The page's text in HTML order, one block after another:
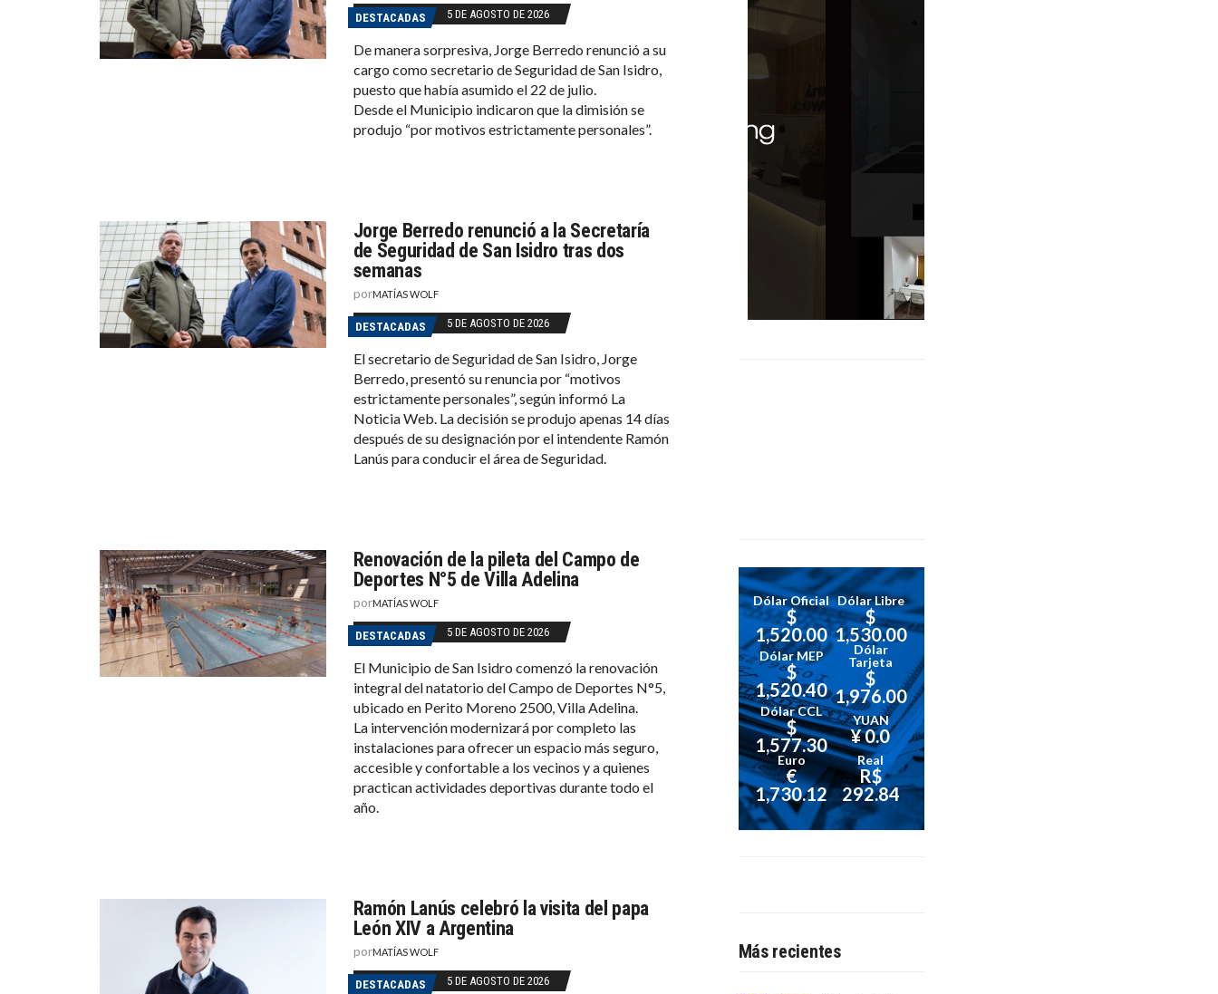
DESTACADAS 5 DE AGOSTO DE 2026
De manera sorpresiva, Jorge Berredo renunció a su
cargo como secretario de Seguridad de San Isidro,
puesto que había asumido el 22 de julio.
Desde el Municipio indicaron que la dimisión se
produjo “por motivos estrictamente personales”.
Jorge Berredo renunció a la Secretaría
de Seguridad de San Isidro tras dos
semanas
porMATÍAS WOLF
DESTACADAS 5 DE AGOSTO DE 2026
El secretario de Seguridad de San Isidro, Jorge
Berredo, presentó su renuncia por “motivos
estrictamente personales”, según informó La
Noticia Web. La decisión se produjo apenas 14 días
después de su designación por el intendente Ramón
Lanús para conducir el área de Seguridad.
Renovación de la pileta del Campo de
Deportes N°5 de Villa Adelina
porMATÍAS WOLF
DESTACADAS 5 DE AGOSTO DE 2026
El Municipio de San Isidro comenzó la renovación
integral del natatorio del Campo de Deportes N°5,
ubicado en Perito Moreno 2500, Villa Adelina.
La intervención modernizará por completo las
instalaciones para ofrecer un espacio más seguro,
accesible y confortable a los vecinos y a quienes
practican actividades deportivas durante todo el
año.
Ramón Lanús celebró la visita del papa
León XIV a Argentina
porMATÍAS WOLF
DESTACADAS 5 DE AGOSTO DE 2026
Dólar Oficial
$
1,520.00
Dólar Libre
$
1,530.00
Dólar MEP
$
1,520.40
Dólar
Tarjeta
$
1,976.00
Dólar CCL
$
1,577.30
YUAN
¥ 0.0
Euro
€
1,730.12
Real
R$
292.84
Más recientes